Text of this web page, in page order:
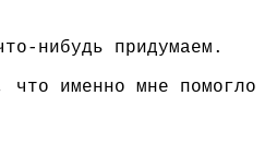
нибудь придумаем.
именно мне